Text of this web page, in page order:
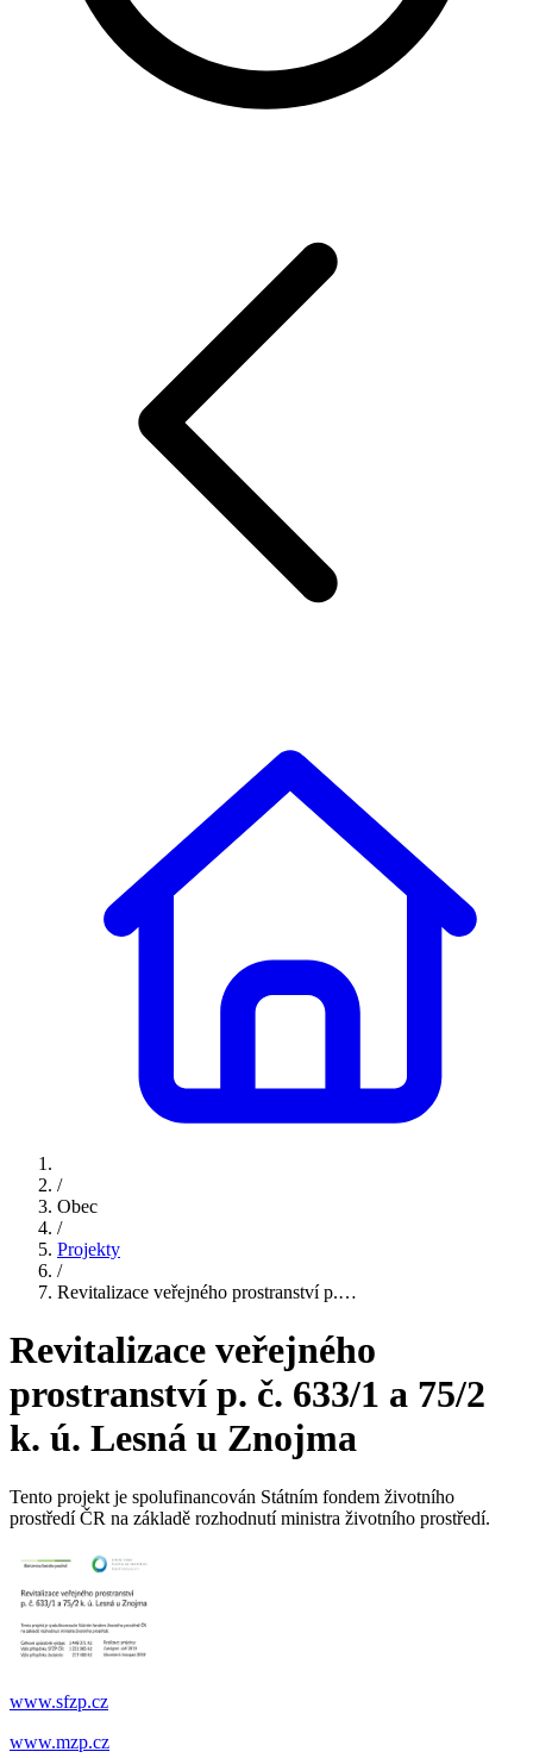
/
Obec
/
Projekty
/
Revitalizace veřejného prostranství p.…
Revitalizace veřejného
prostranství p. č. 633/1 a 75/2
k. ú. Lesná u Znojma
Tento projekt je spolufinancován Státním fondem životního
prostředí ČR na základě rozhodnutí ministra životního prostředí.
www.sfzp.cz
www.mzp.cz